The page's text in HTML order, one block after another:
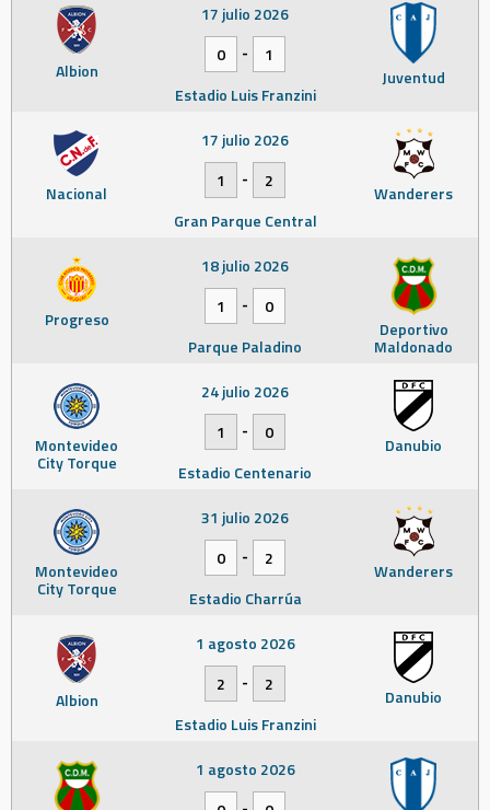
Albion Juventud
17 julio 2026
0
-
1
Estadio Luis Franzini
Nacional Wanderers
17 julio 2026
1
-
2
Gran Parque Central
Progreso Deportivo
Maldonado
18 julio 2026
1
-
0
Parque Paladino
Montevideo
City Torque
Danubio
24 julio 2026
1
-
0
Estadio Centenario
Montevideo
City Torque
Wanderers
31 julio 2026
0
-
2
Estadio Charrúa
Albion Danubio
1 agosto 2026
2
-
2
Estadio Luis Franzini
1 agosto 2026